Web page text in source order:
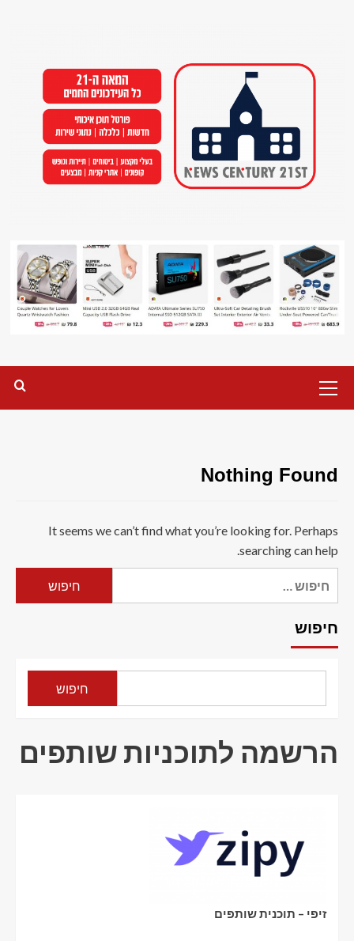
Menu
Nothing Found
It seems we can’t find what you’re looking for. Perhaps
searching can help.
חיפוש
חיפוש
הרשמה לתוכניות שותפים
זיפי – תוכנית שותפים